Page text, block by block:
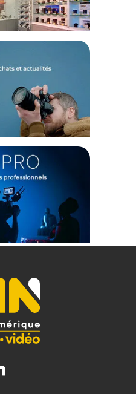
pour Sony FX3 / FX30 -
:
6941590018140
hors remises au panier, basé
effectivement calculés dans le